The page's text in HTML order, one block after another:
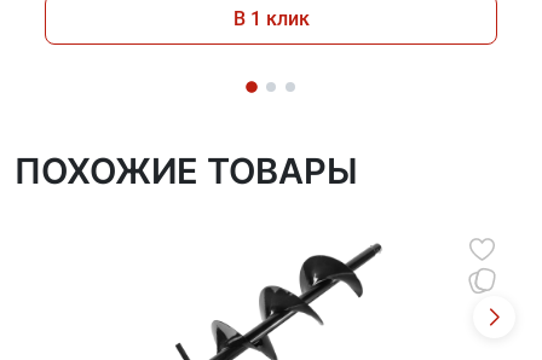
В 1 клик
ПОХОЖИЕ ТОВАРЫ